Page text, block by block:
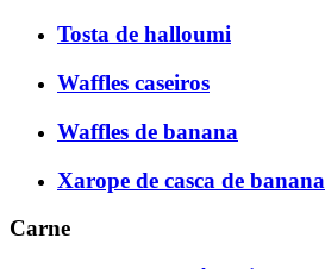
Tosta de halloumi
Waffles caseiros
Waffles de banana
Xarope de casca de banana
Carne